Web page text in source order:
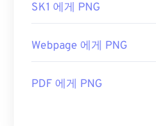
SK1 에게 PNG
Webpage 에게 PNG
PDF 에게 PNG